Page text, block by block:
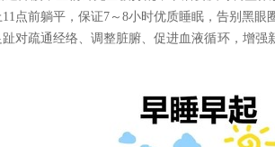
点前躺平，保证7～8小时优质睡眠，告别黑眼
对疏通经络、调整脏腑、促进血液循环，增